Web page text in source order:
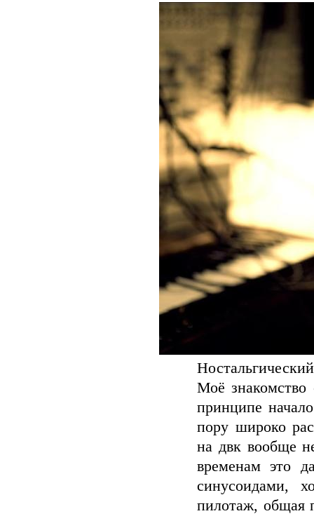
Моё
принципе
пору широко
на двк вообще
временам это
синусоидами,
пилотаж, общая